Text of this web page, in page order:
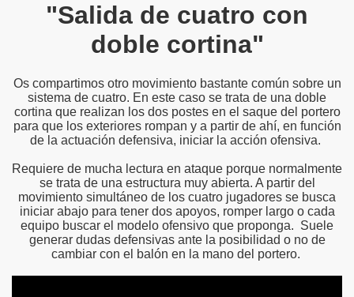
"Salida de cuatro con
doble cortina"
Os compartimos otro movimiento bastante común sobre un
sistema de cuatro. En este caso se trata de una doble
cortina que realizan los dos postes en el saque del portero
para que los exteriores rompan y a partir de ahí, en función
de la actuación defensiva, iniciar la acción ofensiva.
Requiere de mucha lectura en ataque porque normalmente
se trata de una estructura muy abierta. A partir del
movimiento simultáneo de los cuatro jugadores se busca
iniciar abajo para tener dos apoyos, romper largo o cada
equipo buscar el modelo ofensivo que proponga. Suele
generar dudas defensivas ante la posibilidad o no de
cambiar con el balón en la mano del portero.